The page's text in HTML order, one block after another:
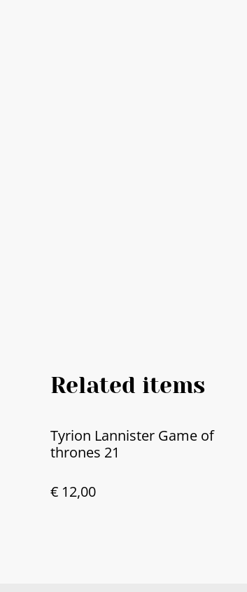
Related items
Tyrion Lannister Game of
thrones 21
€ 12,00